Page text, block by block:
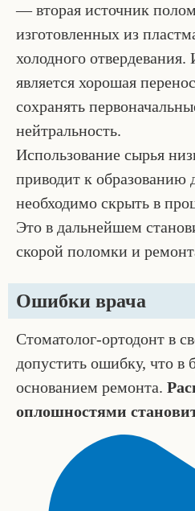
— вторая источник
изготовленных из
холодного
является хорошая
сохранять
нейтральность.
Использование сырья
приводит к образованию
необходимо скрыть в
Это в дальнейшем
скорой поломки и
Ошибки врача
Стоматолог-ортодонт в
допустить ошибку, что в
основанием ремонта.
оплошностями